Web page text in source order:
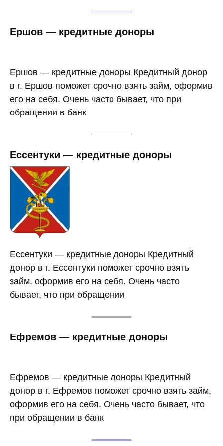
Ершов — кредитные доноры
Ершов — кредитные доноры Кредитный донор
в г. Ершов поможет срочно взять займ, оформив
его на себя. Очень часто бывает, что при
обращении в банк
Ессентуки — кредитные доноры
Ессентуки — кредитные доноры Кредитный
донор в г. Ессентуки поможет срочно взять
займ, оформив его на себя. Очень часто
бывает, что при обращении
Ефремов — кредитные доноры
Ефремов — кредитные доноры Кредитный
донор в г. Ефремов поможет срочно взять займ,
оформив его на себя. Очень часто бывает, что
при обращении в банк